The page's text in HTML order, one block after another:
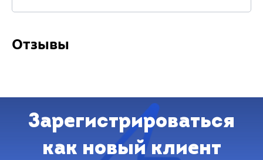
Отзывы
Зарегистрироваться
как новый клиент